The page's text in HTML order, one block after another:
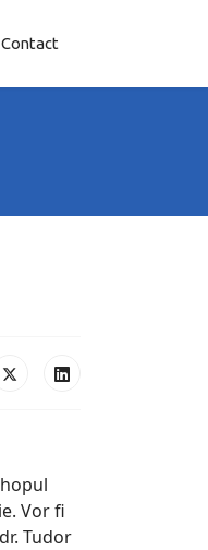
Contact
Vor fi
Tudor